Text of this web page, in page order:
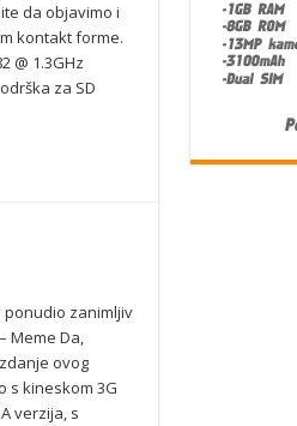
da objavimo i
kontakt forme.
@ 1.3GHz
za SD
ponudio zanimljiv
Meme Da,
ovog
s kineskom 3G
verzija, s